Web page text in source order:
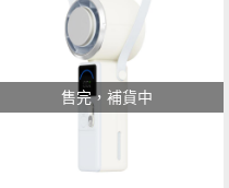
售完，補貨中